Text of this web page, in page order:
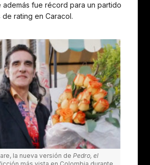
además fue récord para un partido
rating en Caracol.
la nueva versión de Pedro, el